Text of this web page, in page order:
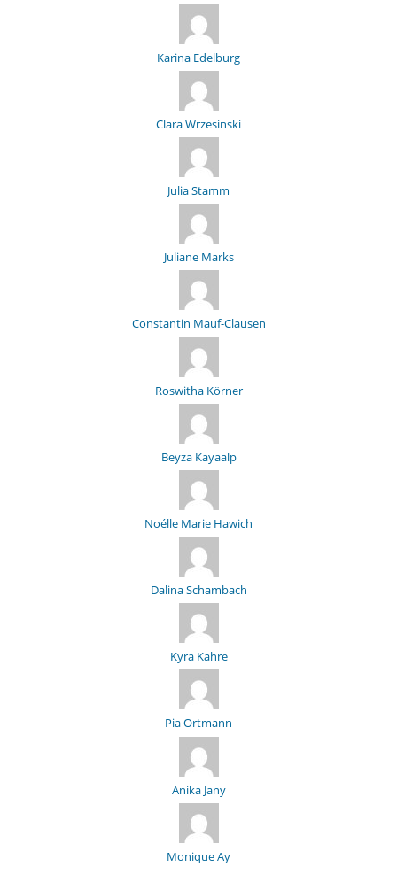
Karina Edelburg
Clara Wrzesinski
Julia Stamm
Juliane Marks
Constantin Mauf-Clausen
Roswitha Körner
Beyza Kayaalp
Noélle Marie Hawich
Dalina Schambach
Kyra Kahre
Pia Ortmann
Anika Jany
Monique Ay